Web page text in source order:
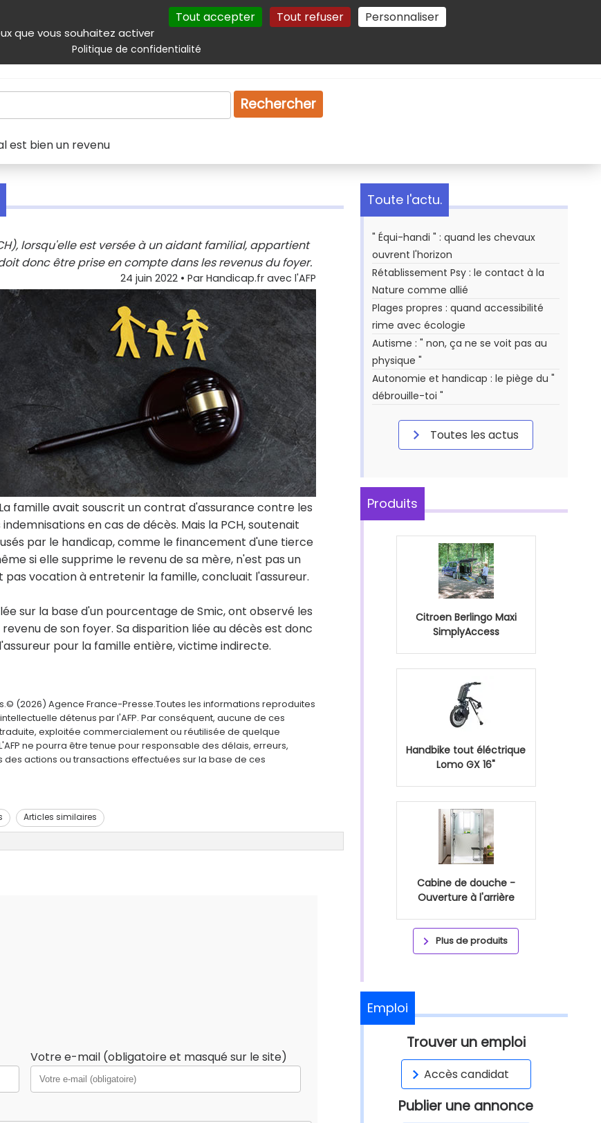
que vous souhaitez activer
Tout accepter Tout refuser Personnaliser
Politique de confidentialité
Autres services Plan du site Gestion des cookies
& services Emploi Droit
Rechercher
est bien un revenu
lorsqu'elle est versée à un aidant familial, appartient
donc être prise en compte dans les revenus du foyer.
24 juin 2022 • Par Handicap.fr avec l'AFP
famille avait souscrit un contrat d'assurance contre les
en cas de décès. Mais la PCH, soutenait
par le handicap, comme le financement d'une tierce
si elle supprime le revenu de sa mère, n'est pas un
vocation à entretenir la famille, concluait l'assureur.
sur la base d'un pourcentage de Smic, ont observé les
de son foyer. Sa disparition liée au décès est donc
pour la famille entière, victime indirecte.
(2026) Agence France-Presse.Toutes les informations reproduites
détenus par l'AFP. Par conséquent, aucune de ces
exploitée commercialement ou réutilisée de quelque
ne pourra être tenue pour responsable des délais, erreurs,
actions ou transactions effectuées sur la base de ces
Articles similaires
Votre e-mail (obligatoire et masqué sur le site)
Toute l'actu.
" Équi-handi " : quand les chevaux
ouvrent l'horizon
Rétablissement Psy : le contact à la
Nature comme allié
Plages propres : quand accessibilité
rime avec écologie
Autisme : " non, ça ne se voit pas au
physique "
Autonomie et handicap : le piège du "
débrouille-toi "
Toutes les actus
Produits
Citroen Berlingo Maxi
SimplyAccess
Handbike tout éléctrique
Lomo GX 16"
Cabine de douche -
Ouverture à l'arrière
Plus de produits
Emploi
Trouver un emploi
Accès candidat
Publier une annonce